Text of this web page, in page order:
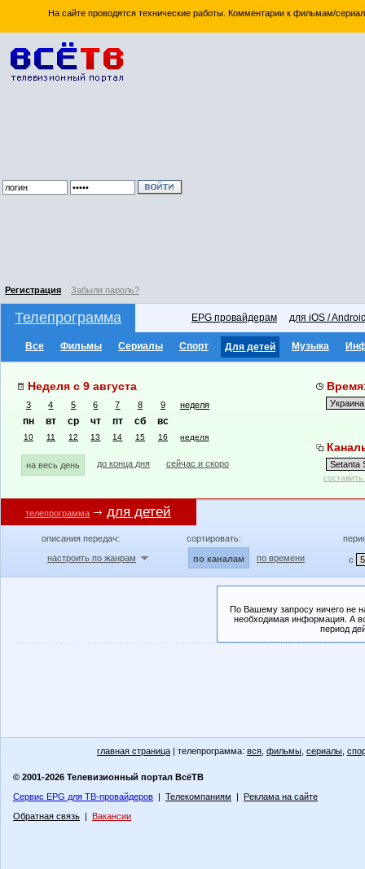
На сайте проводятся технические работы. Комментарии к фильмам/
Регистрация Забыли пароль?
Телепрограмма EPG провайдерам для iOS /
Все Фильмы Сериалы Спорт Для детей Музыка
Неделя с 9 августа
3 4 5 6 7 8 9 неделя
пн вт ср чт пт сб вс
10 11 12 13 14 15 16 неделя
на весь день до конца дня сейчас и скоро
телепрограмма для детей
описания передач:
настроить по жанрам
сортировать:
по каналам по времени с
По Вашему запросу ничего не
необходимая информация. А
период
главная страница | телепрограмма: вся фильмы сериалы
© 2001-2026 Телевизионный портал ВсёТВ
Сервис EPG для ТВ-провайдеров | Телекомпаниям | Реклама на сайте
Обратная связь | Вакансии